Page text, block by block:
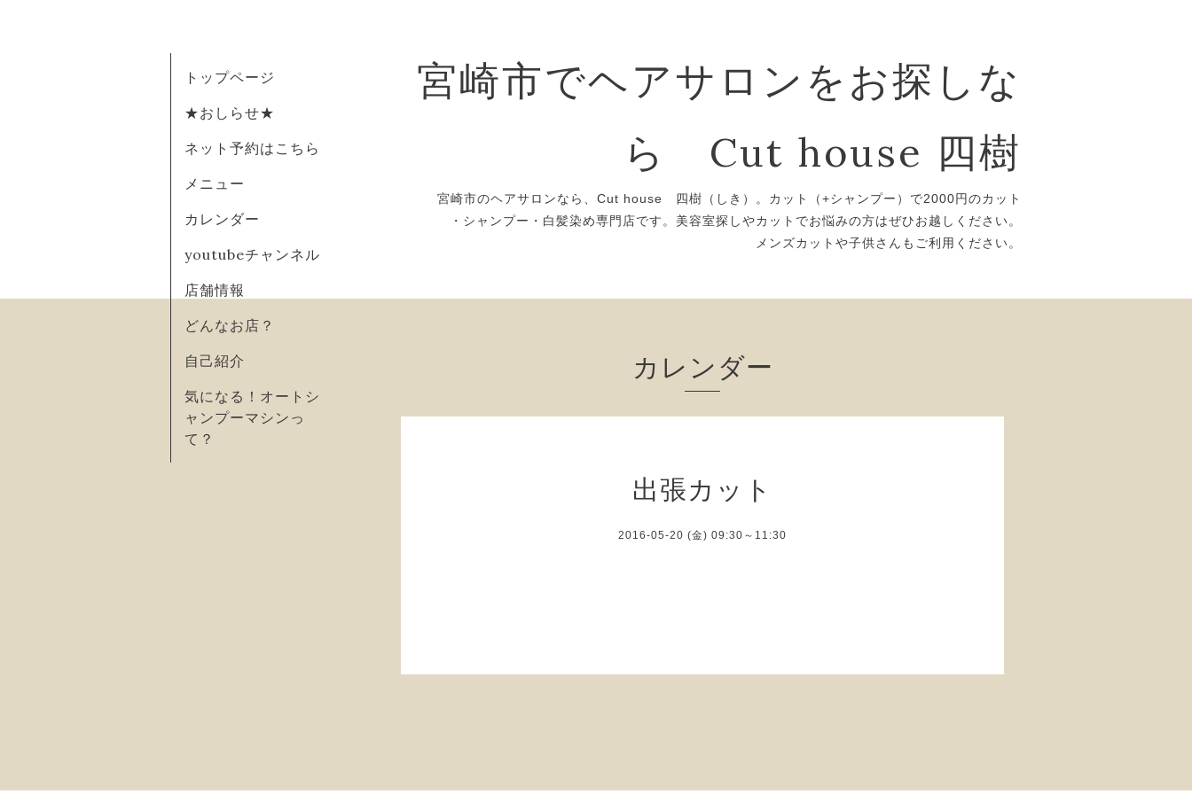
宮崎市でヘアサロンをお探しな
ら Cut house 四樹
宮崎市のヘアサロンなら、Cut house 四樹（しき）。カット（+シャンプー）で2000円のカット
・シャンプー・白髪染め専門店です。美容室探しやカットでお悩みの方はぜひお越しください。
メンズカットや子供さんもご利用ください。
トップページ
★おしらせ★
ネット予約はこちら
メニュー
カレンダー
youtubeチャンネル
店舗情報
どんなお店？
自己紹介
気になる！オートシ
ャンプーマシンっ
て？
カレンダー
出張カット
2016-05-20 (金) 09:30～11:30